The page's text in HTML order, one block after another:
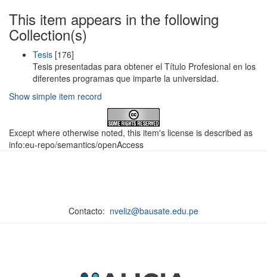
This item appears in the following
Collection(s)
Tesis [176]
Tesis presentadas para obtener el Título Profesional en los
diferentes programas que imparte la universidad.
Show simple item record
Except where otherwise noted, this item's license is described as
info:eu-repo/semantics/openAccess
Contacto: nveliz@bausate.edu.pe